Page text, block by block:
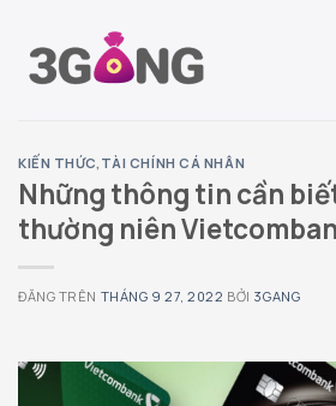
đến
KIẾN THỨC, TÀI CHÍNH CÁ NHÂN
Những thông tin cần
thường niên
ĐĂNG TRÊN THÁNG 9 27, 2022 BỞI 3GANG